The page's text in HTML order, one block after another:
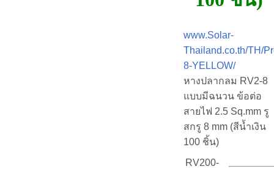
www.Solar-
Thailand.co.th/TH/
8-YELLOW/
หางปลากลม RV2-8
แบบมีฉนวน ข้อต่อ
สายไฟ 2.5 Sq.mm รู
สกรู 8 mm (สีน้ำเงิน
100 ชิ้น)
RV200-